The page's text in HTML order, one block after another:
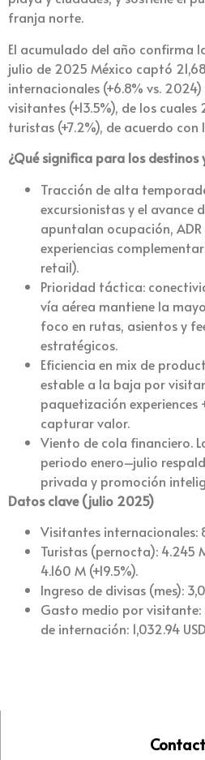
franja norte.
El acumulado del año confirma
julio de 2025 México captó
internacionales (+6.8% vs.
visitantes (+13.5%), de los
turistas (+7.2%), de acuerdo con
¿Qué significa para los destinos
Tracción de alta
excursionistas y el avance
apuntalan ocupación,
experiencias
retail).
Prioridad táctica:
vía aérea mantiene la
foco en rutas, asientos y
estratégicos.
Eficiencia en mix de
estable a la baja por
paquetización
capturar valor.
Viento de cola financiero.
periodo enero–julio
privada y promoción
Datos clave (julio 2025)
Visitantes internacionales:
Turistas (pernocta): 4.245
4.160 M (+19.5%).
Ingreso de divisas (mes):
Gasto medio por visitante:
de internación: 1,032.94